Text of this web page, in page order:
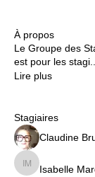
À propos
Le Groupe des
est pour les stagi
Lire plus
Stagiaires
Claudine
Isabelle Marcou
Isabelle